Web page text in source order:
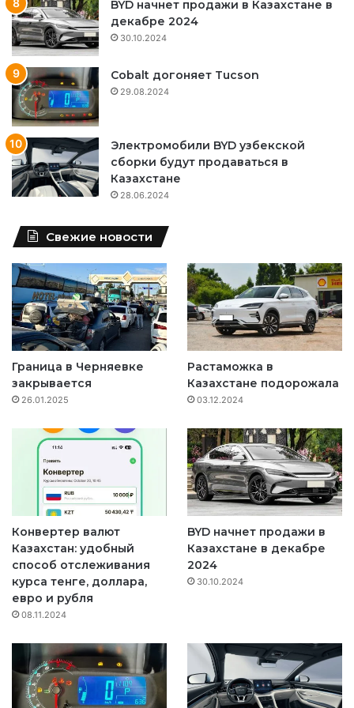
BYD начнет продажи в Казахстане в
декабре 2024
30.10.2024
Cobalt догоняет Tucson
29.08.2024
Электромобили BYD узбекской
сборки будут продаваться в
Казахстане
28.06.2024
Свежие новости
Граница в Черняевке
закрывается
26.01.2025
Растаможка в
Казахстане подорожала
03.12.2024
Конвертер валют
Казахстан: удобный
способ отслеживания
курса тенге, доллара,
евро и рубля
08.11.2024
BYD начнет продажи в
Казахстане в декабре
2024
30.10.2024